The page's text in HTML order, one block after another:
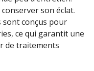
son éclat.
sont conçus pour
ce qui garantit une
de traitements